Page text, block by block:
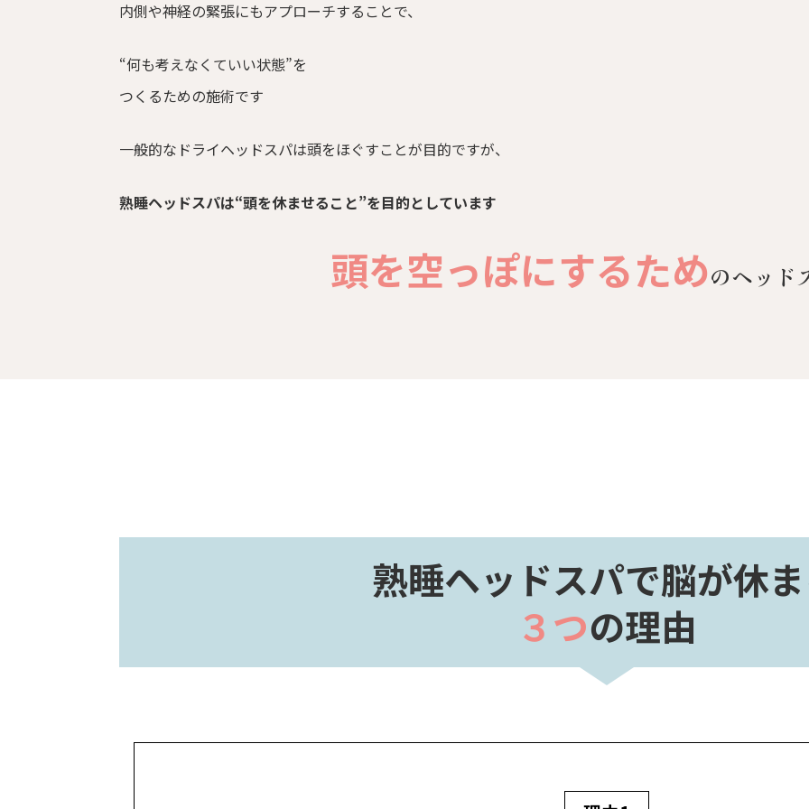
内側や神経の緊張にもアプローチすることで、
“何も考えなくていい状態”を
つくるための施術です
一般的なドライヘッドスパは頭をほぐすことが目的ですが、
熟睡ヘッドスパは“頭を休ませること”を目的としています
頭を空っぽにするためのヘッド
熟睡ヘッドスパで脳が休
３つの理由